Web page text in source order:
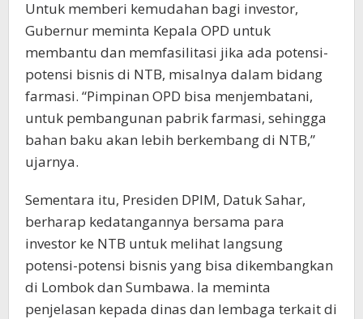
Untuk memberi kemudahan bagi investor,
Gubernur meminta Kepala OPD untuk
membantu dan memfasilitasi jika ada potensi-
potensi bisnis di NTB, misalnya dalam bidang
farmasi. “Pimpinan OPD bisa menjembatani,
untuk pembangunan pabrik farmasi, sehingga
bahan baku akan lebih berkembang di NTB,”
ujarnya.
Sementara itu, Presiden DPIM, Datuk Sahar,
berharap kedatangannya bersama para
investor ke NTB untuk melihat langsung
potensi-potensi bisnis yang bisa dikembangkan
di Lombok dan Sumbawa. Ia meminta
penjelasan kepada dinas dan lembaga terkait di